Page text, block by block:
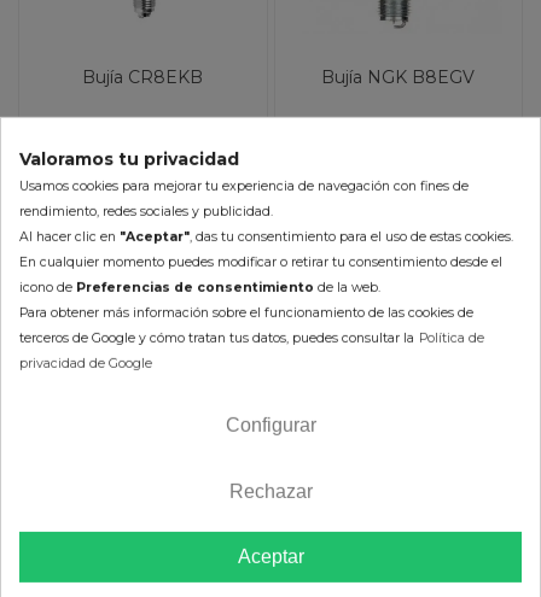
Bujía CR8EKB
18,33 € 16,50 €
(impuestos inc.)
AÑADIR AL CARRITO
Bujía NGK B8EGV
(impuestos inc.)
Valoramos tu privacidad
Usamos cookies para mejorar tu experiencia de navegación con fines de
rendimiento, redes sociales y publicidad.
Al hacer clic en "Aceptar", das tu consentimiento para el uso de estas cookies.
En cualquier momento puedes modificar o retirar tu consentimiento desde el
icono de Preferencias de consentimiento de la web.
Para obtener más información sobre el funcionamiento de las cookies de
terceros de Google y cómo tratan tus datos, puedes consultar la Política de
privacidad de Google
Configurar
Rechazar
Aceptar